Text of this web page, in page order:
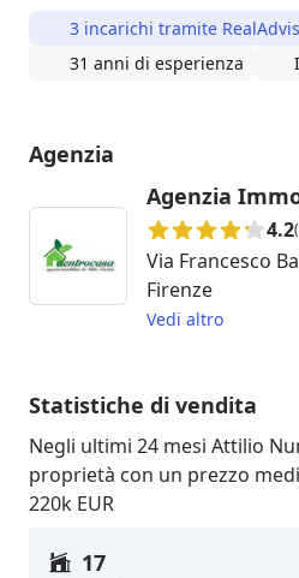
3 incarichi tramite
31 anni di esperienza
Agenzia
Agenzia
4.2
Via Francesco
Firenze
Vedi altro
Statistiche di vendita
Negli ultimi 24 mesi Attilio
proprietà con un prezzo
220k EUR
17